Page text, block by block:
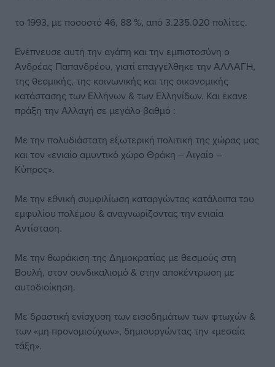
το 1993, με ποσοστό 46, 88 %, από 3.235.020 πολίτες.
Ενέπνευσε αυτή την αγάπη και την εμπιστοσύνη ο
Ανδρέας Παπανδρέου, γιατί επαγγέλθηκε την ΑΛΛΑΓΗ,
της θεσμικής, της κοινωνικής και της οικονομικής
κατάστασης των Ελλήνων & των Ελληνίδων. Και έκανε
πράξη την Αλλαγή σε μεγάλο βαθμό :
Με την πολυδιάστατη εξωτερική πολιτική της χώρας μας
και τον «ενιαίο αμυντικό χώρο Θράκη – Αιγαίο –
Κύπρος».
Με την εθνική συμφιλίωση καταργώντας κατάλοιπα του
εμφυλίου πολέμου & αναγνωρίζοντας την ενιαία
Αντίσταση.
Με την θωράκιση της Δημοκρατίας με θεσμούς στη
Βουλή, στον συνδικαλισμό & στην αποκέντρωση με
αυτοδιοίκηση.
Με δραστική ενίσχυση των εισοδημάτων των φτωχών &
των «μη προνομιούχων», δημιουργώντας την «μεσαία
τάξη».